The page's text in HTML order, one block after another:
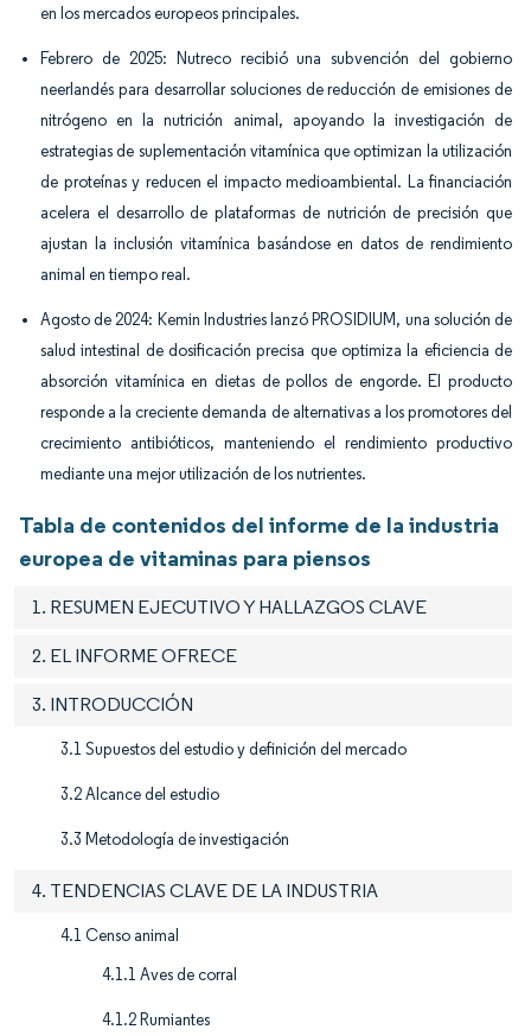
en los mercados europeos principales.
Febrero de 2025: Nutreco recibió una subvención del gobierno
neerlandés para desarrollar soluciones de reducción de emisiones de
nitrógeno en la nutrición animal, apoyando la investigación de
estrategias de suplementación vitamínica que optimizan la utilización
de proteínas y reducen el impacto medioambiental. La financiación
acelera el desarrollo de plataformas de nutrición de precisión que
ajustan la inclusión vitamínica basándose en datos de rendimiento
animal en tiempo real.
Agosto de 2024: Kemin Industries lanzó PROSIDIUM, una solución de
salud intestinal de dosificación precisa que optimiza la eficiencia de
absorción vitamínica en dietas de pollos de engorde. El producto
responde a la creciente demanda de alternativas a los promotores del
crecimiento antibióticos, manteniendo el rendimiento productivo
mediante una mejor utilización de los nutrientes.
Tabla de contenidos del informe de la industria
europea de vitaminas para piensos
1. RESUMEN EJECUTIVO Y HALLAZGOS CLAVE
2. EL INFORME OFRECE
3. INTRODUCCIÓN
3.1 Supuestos del estudio y definición del mercado
3.2 Alcance del estudio
3.3 Metodología de investigación
4. TENDENCIAS CLAVE DE LA INDUSTRIA
4.1 Censo animal
4.1.1 Aves de corral
4.1.2 Rumiantes